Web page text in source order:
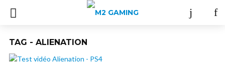
TAG - ALIENATION